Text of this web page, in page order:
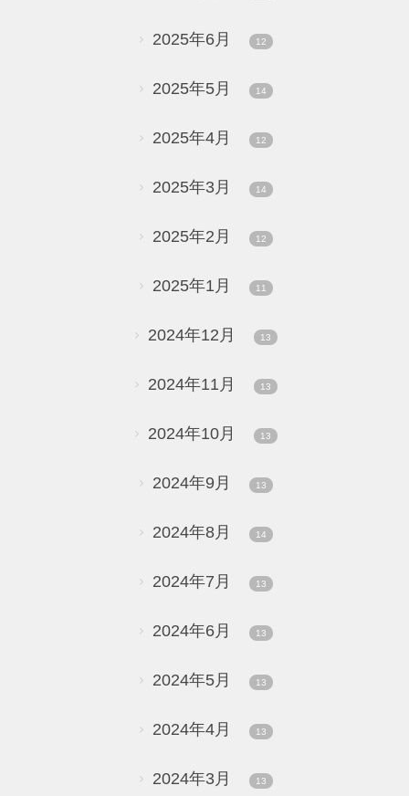
2025年6月 12
2025年5月 14
2025年4月 12
2025年3月 14
2025年2月 12
2025年1月 11
2024年12月 13
2024年11月 13
2024年10月 13
2024年9月 13
2024年8月 14
2024年7月 13
2024年6月 13
2024年5月 13
2024年4月 13
2024年3月 13